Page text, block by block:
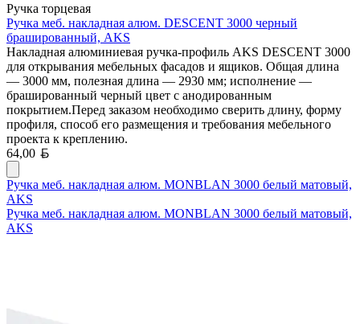
Ручка торцевая
Ручка меб. накладная алюм. DESCENT 3000 черный
брашированный, AKS
Накладная алюминиевая ручка-профиль AKS DESCENT 3000
для открывания мебельных фасадов и ящиков. Общая длина
— 3000 мм, полезная длина — 2930 мм; исполнение —
брашированный черный цвет с анодированным
покрытием.Перед заказом необходимо сверить длину, форму
профиля, способ его размещения и требования мебельного
проекта к креплению.
64,00
Ручка меб. накладная алюм. MONBLAN 3000 белый матовый,
AKS
Ручка меб. накладная алюм. MONBLAN 3000 белый матовый,
AKS